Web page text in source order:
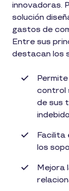
innovadoras.
solución
gastos de
Entre sus
destacan los
control
de sus
Facilita
los
Mejora